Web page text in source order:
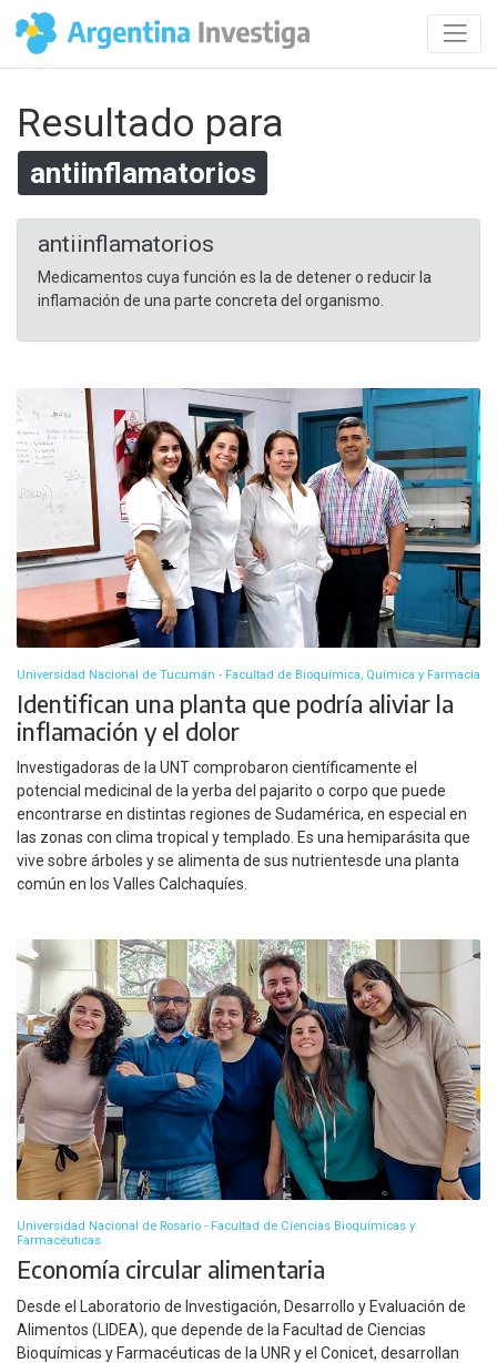
Resultado para
antiinflamatorios
antiinflamatorios
Medicamentos cuya función es la de detener o reducir la
inflamación de una parte concreta del organismo.
Universidad Nacional de Tucumán - Facultad de Bioquímica, Química y Farmacia
Identifican una planta que podría aliviar la
inflamación y el dolor
Investigadoras de la UNT comprobaron científicamente el
potencial medicinal de la yerba del pajarito o corpo que puede
encontrarse en distintas regiones de Sudamérica, en especial en
las zonas con clima tropical y templado. Es una hemiparásita que
vive sobre árboles y se alimenta de sus nutrientesde una planta
común en los Valles Calchaquíes.
Universidad Nacional de Rosario - Facultad de Ciencias Bioquímicas y
Farmacéuticas
Economía circular alimentaria
Desde el Laboratorio de Investigación, Desarrollo y Evaluación de
Alimentos (LIDEA), que depende de la Facultad de Ciencias
Bioquímicas y Farmacéuticas de la UNR y el Conicet, desarrollan